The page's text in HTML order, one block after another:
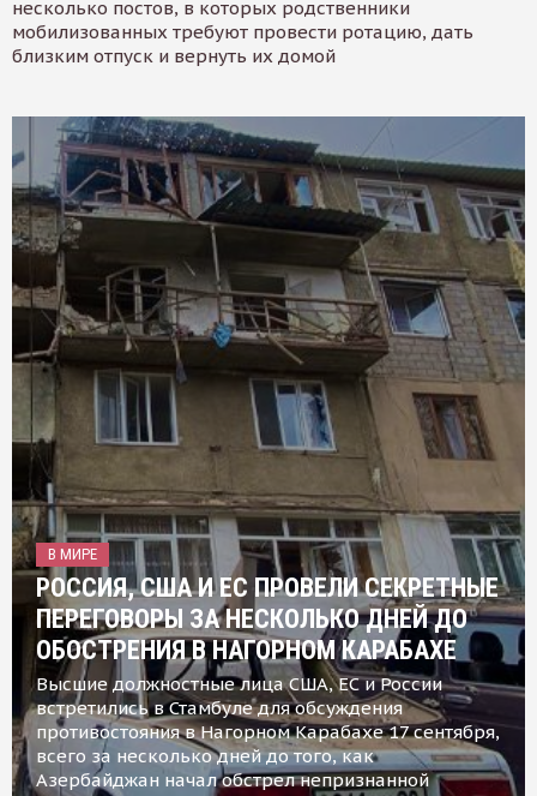
несколько постов, в которых родственники
мобилизованных требуют провести ротацию, дать
близким отпуск и вернуть их домой
В МИРЕ
РОССИЯ, США И ЕС ПРОВЕЛИ СЕКРЕТНЫЕ
ПЕРЕГОВОРЫ ЗА НЕСКОЛЬКО ДНЕЙ ДО
ОБОСТРЕНИЯ В НАГОРНОМ КАРАБАХЕ
Высшие должностные лица США, ЕС и России
встретились в Стамбуле для обсуждения
противостояния в Нагорном Карабахе 17 сентября,
всего за несколько дней до того, как
Азербайджан начал обстрел непризнанной